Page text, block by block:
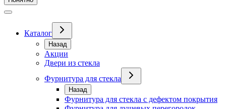
Каталог
Назад
Акции
Двери из стекла
Фурнитура для стекла
Назад
Фурнитура для стекла с дефектом покрытия